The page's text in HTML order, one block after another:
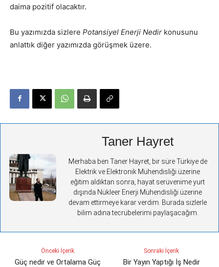
daima pozitif olacaktır.
Bu yazımızda sizlere Potansiyel Enerji Nedir konusunu
anlattık diğer yazımızda görüşmek üzere.
Taner Hayret
Merhaba ben Taner Hayret, bir süre Türkiye de
Elektrik ve Elektronik Mühendisliği üzerine
eğitim aldıktan sonra, hayat serüvenime yurt
dışında Nükleer Enerji Mühendisliği üzerine
devam ettirmeye karar verdim. Burada sizlerle
bilim adına tecrübelerimi paylaşacağım.
Önceki İçerik
Güç nedir ve Ortalama Güç
Sonraki İçerik
Bir Yayın Yaptığı İş Nedir